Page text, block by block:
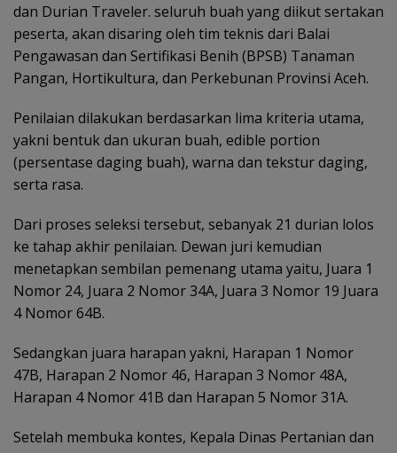
dan Durian Traveler. seluruh buah yang diikut sertakan
peserta, akan disaring oleh tim teknis dari Balai
Pengawasan dan Sertifikasi Benih (BPSB) Tanaman
Pangan, Hortikultura, dan Perkebunan Provinsi Aceh.
Penilaian dilakukan berdasarkan lima kriteria utama,
yakni bentuk dan ukuran buah, edible portion
(persentase daging buah), warna dan tekstur daging,
serta rasa.
Dari proses seleksi tersebut, sebanyak 21 durian lolos
ke tahap akhir penilaian. Dewan juri kemudian
menetapkan sembilan pemenang utama yaitu, Juara 1
Nomor 24, Juara 2 Nomor 34A, Juara 3 Nomor 19 Juara
4 Nomor 64B.
Sedangkan juara harapan yakni, Harapan 1 Nomor
47B, Harapan 2 Nomor 46, Harapan 3 Nomor 48A,
Harapan 4 Nomor 41B dan Harapan 5 Nomor 31A.
Setelah membuka kontes, Kepala Dinas Pertanian dan